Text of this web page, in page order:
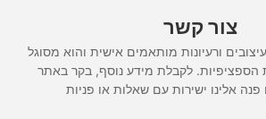
צור קשר
ורעיונות מותאמים אישית והוא מסוגל
לקבלת מידע נוסף, בקר באתר